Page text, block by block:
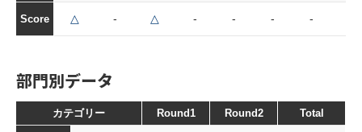
Score △ - △ - - - -
部門別データ
カテゴリー Round1 Round2 Total